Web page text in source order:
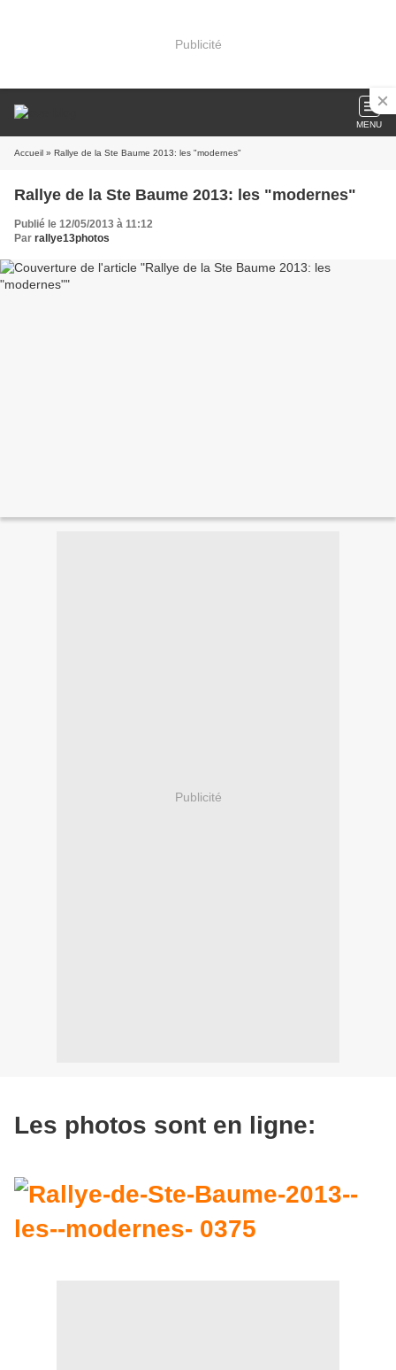
Publicité
MENU
Accueil » Rallye de la Ste Baume 2013: les "modernes"
Rallye de la Ste Baume 2013: les "modernes"
Publié le 12/05/2013 à 11:12
Par rallye13photos
Publicité
Les photos sont en ligne: